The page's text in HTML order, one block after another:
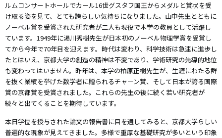
ルムコンサートホールでカール16世グスタフ国王からメダルと賞状を受
け取る姿を見て、とても誇らしい気持ちになりました。山中先生とともに
ノーベル賞を受賞された研究者が二人も現役で本学の教員として活躍し
ています。1949年に湯川秀樹先生が日本初のノーベル物理学賞を受賞し
てから今年で70年目を迎えます。時代は変わり、科学技術は急速に進歩し
たとはいえ、京都大学の創造の精神は不変であり、学術研究の先導的地位
も変わってはいません。昨年は、本学の柏原正樹先生が、生涯にわたる群
を抜く業績を挙げた数学者に贈られるチャーン賞、そして日本が誇る国際
賞の京都賞を受賞されました。これらの先生の後に続く若い研究者が
続々と出てくることを期待しています。
本日学位を授与された論文の報告書に目を通してみると、京都大学らしい
普遍的な現象が見えてきました。多様で重厚な基礎研究が多いという印象